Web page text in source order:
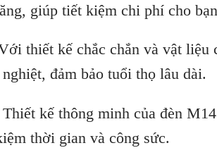
giúp tiết kiệm chi phí cho
thiết kế chắc chắn và vật liệu
đảm bảo tuổi thọ lâu dài.
kế thông minh của đèn
thời gian và công sức.